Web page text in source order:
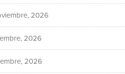
2026
2026
2026